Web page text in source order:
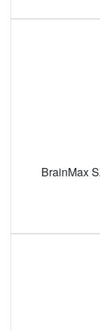
BrainMax